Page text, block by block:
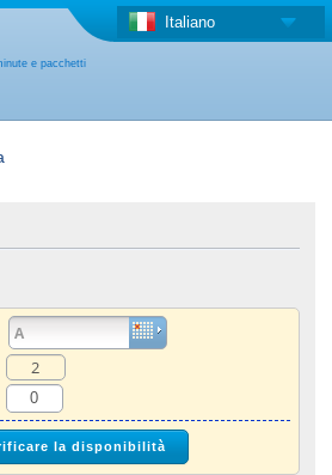
e pacchetti
Italiano
+ Offerta forfettaria